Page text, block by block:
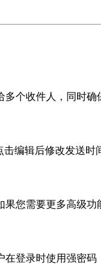
个收件人，同时
编辑后修改发送时
您需要更多高级
在登录时使用强密